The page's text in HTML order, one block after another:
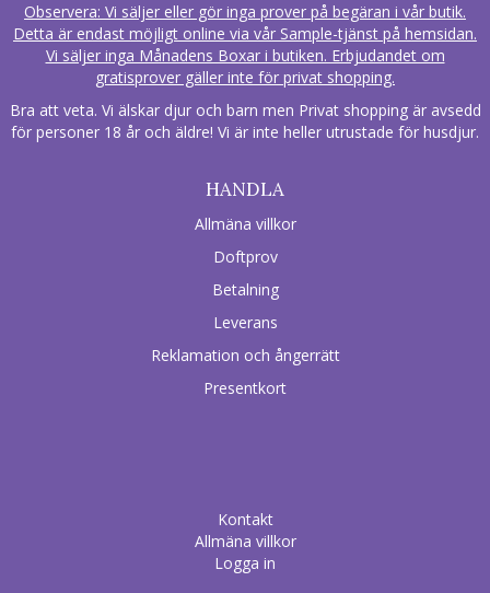
Observera: Vi säljer eller gör inga prover på begäran i vår butik.
Detta är endast möjligt online via vår Sample-tjänst på hemsidan.
Vi säljer inga Månadens Boxar i butiken. Erbjudandet om
gratisprover gäller inte för privat shopping.
Bra att veta. Vi älskar djur och barn men Privat shopping är avsedd
för personer 18 år och äldre! Vi är inte heller utrustade för husdjur.
HANDLA
Allmäna villkor
Doftprov
Betalning
Leverans
Reklamation och ångerrätt
Presentkort
Kontakt
Allmäna villkor
Logga in